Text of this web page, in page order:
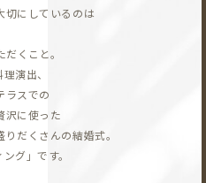
切にしているのは
くこと。
演出、
ラスでの
沢に使った
だくさんの結婚式。
グ」です。